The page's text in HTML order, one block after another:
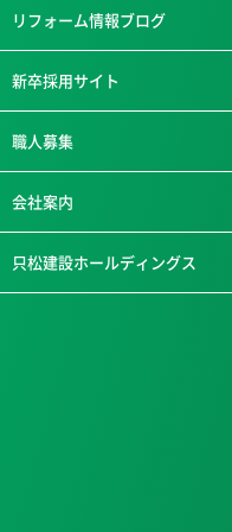
リフォーム情報ブログ
新卒採用サイト
職人募集
会社案内
只松建設ホールディングス